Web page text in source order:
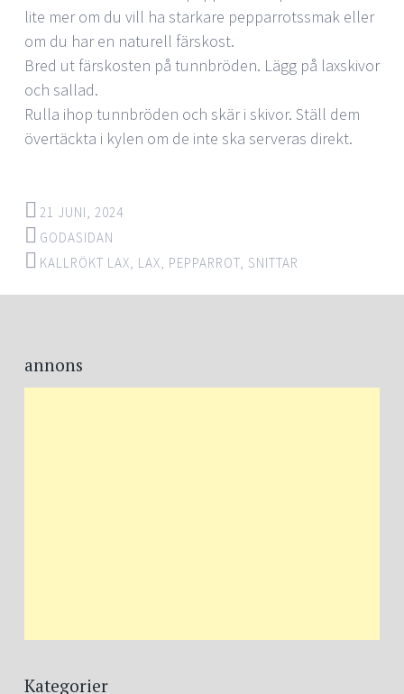
lite mer om du vill ha starkare pepparrotssmak eller
om du har en naturell färskost.
Bred ut färskosten på tunnbröden. Lägg på laxskivor
och sallad.
Rulla ihop tunnbröden och skär i skivor. Ställ dem
övertäckta i kylen om de inte ska serveras direkt.
21 JUNI, 2024
GODASIDAN
KALLRÖKT LAX LAX PEPPARROT SNITTAR
Post
navigation
annons
Kategorier